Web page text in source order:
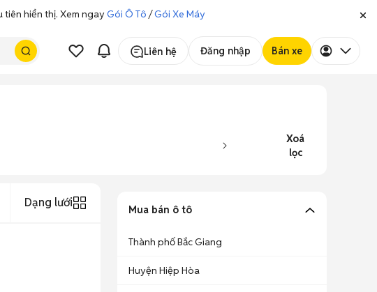
tiên hiển thị. Xem ngayGói Ô Tô /Gói Xe Máy
Liên hệ Đăng nhập Bán xe
Xoá
lọc
Dạng lưới Mua bán ô tô
Thành phố Bắc Giang
Huyện Hiệp Hòa